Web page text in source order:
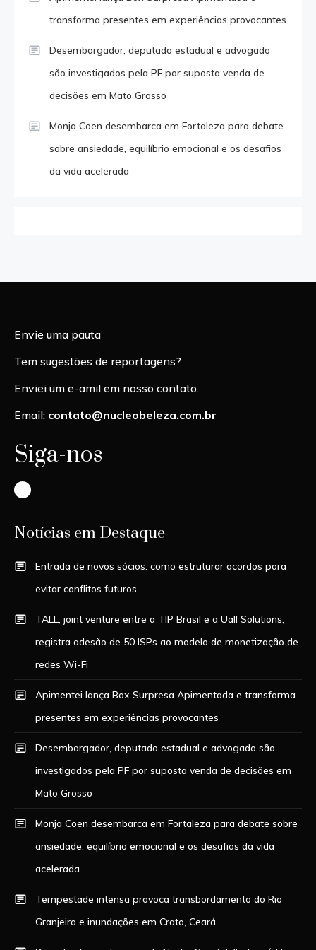
transforma presentes em experiências provocantes
Desembargador, deputado estadual e advogado
são investigados pela PF por suposta venda de
decisões em Mato Grosso
Monja Coen desembarca em Fortaleza para debate
sobre ansiedade, equilíbrio emocional e os desafios
da vida acelerada
Envie uma pauta
Tem sugestões de reportagens?
Enviei um e-amil em nosso contato.
Email: contato@nucleobeleza.com.br
Siga-nos
Instagram
Notícias em Destaque
Entrada de novos sócios: como estruturar acordos para
evitar conflitos futuros
TALL, joint venture entre a TIP Brasil e a Uall Solutions,
registra adesão de 50 ISPs ao modelo de monetização de
redes Wi-Fi
Apimentei lança Box Surpresa Apimentada e transforma
presentes em experiências provocantes
Desembargador, deputado estadual e advogado são
investigados pela PF por suposta venda de decisões em
Mato Grosso
Monja Coen desembarca em Fortaleza para debate sobre
ansiedade, equilíbrio emocional e os desafios da vida
acelerada
Tempestade intensa provoca transbordamento do Rio
Granjeiro e inundações em Crato, Ceará